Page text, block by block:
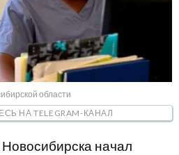
области
НА TELEGRAM-КАНАЛ
начал